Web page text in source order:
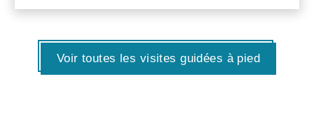
Voir toutes les visites guidées à pied